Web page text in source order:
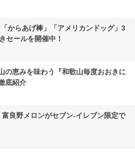
からあげ棒」「アメリカンドッグ」3
セールを開催中！
の恵みを味わう『和歌山毎度おおきに
底紹介
良野メロンがセブン‐イレブン限定で